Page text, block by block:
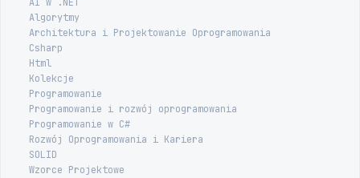
Algorytmy
Architektura i Projektowanie Oprogramowania
Csharp
Html
Kolekcje
Programowanie
Programowanie i rozwój oprogramowania
Programowanie w C#
Rozwój Oprogramowania i Kariera
SOLID
Wzorce Projektowe